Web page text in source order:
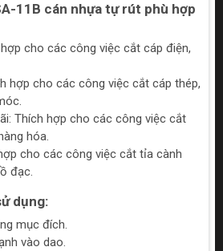
11B cán nhựa tự rút phù hợp
cho các công việc cắt cáp điện,
hợp cho các công việc cắt cáp thép,
Thích hợp cho các công việc cắt
hóa.
cho các công việc cắt tỉa cành
đạc.
dụng:
mục đích.
vào dao.